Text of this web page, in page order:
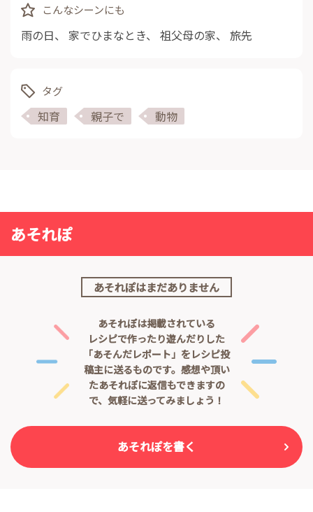
こんなシーンにも
雨の日、 家でひまなとき、 祖父母の家、 旅先
タグ
知育 親子で 動物
あそれぽ
あそれぽはまだありません
あそれぽは掲載されている
レシピで作ったり遊んだりした
「あそんだレポート」をレシピ投
稿主に送るものです。 感想や頂い
たあそれぽに返信もできますの
で、気軽に送ってみましょう！
あそれぽを書く